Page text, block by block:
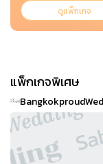
ดูแพ็กเกจ
แพ็กเกจพิเศษ